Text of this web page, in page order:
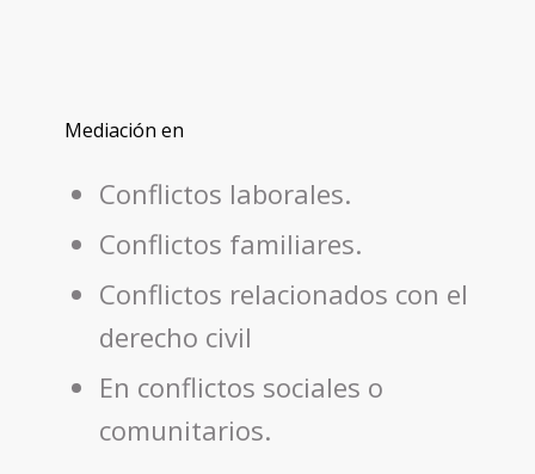
Mediación en
Conflictos laborales.
Conflictos familiares.
Conflictos relacionados con el
derecho civil
En conflictos sociales o
comunitarios.